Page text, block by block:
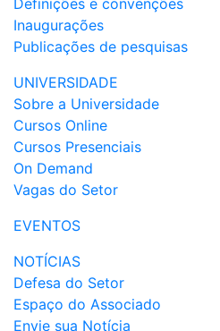
Definições e convenções
Inaugurações
Publicações de pesquisas
UNIVERSIDADE
Sobre a Universidade
Cursos Online
Cursos Presenciais
On Demand
Vagas do Setor
EVENTOS
NOTÍCIAS
Defesa do Setor
Espaço do Associado
Envie sua Notícia